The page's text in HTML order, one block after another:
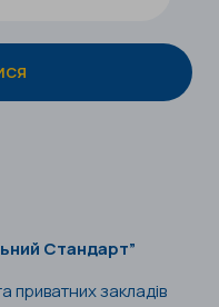
Стандарт”
приватних закладів